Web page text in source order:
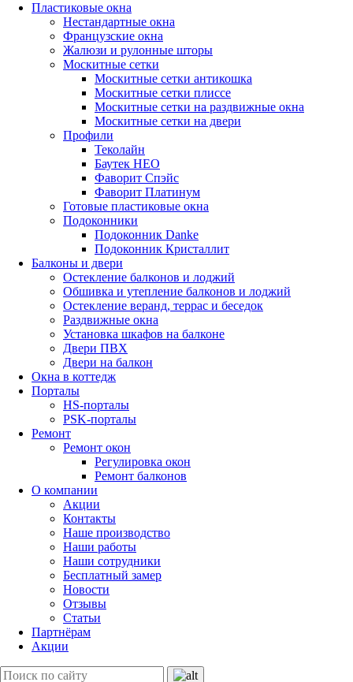
Пластиковые окна
Нестандартные окна
Французские окна
Жалюзи и рулонные шторы
Москитные сетки
Москитные сетки антикошка
Москитные сетки плиссе
Москитные сетки на раздвижные окна
Москитные сетки на двери
Профили
Теколайн
Баутек НЕО
Фаворит Спэйс
Фаворит Платинум
Готовые пластиковые окна
Подоконники
Подоконник Danke
Подоконник Кристаллит
Балконы и двери
Остекление балконов и лоджий
Обшивка и утепление балконов и лоджий
Остекление веранд, террас и беседок
Раздвижные окна
Установка шкафов на балконе
Двери ПВХ
Двери на балкон
Окна в коттедж
Порталы
HS-порталы
PSK-порталы
Ремонт
Ремонт окон
Регулировка окон
Ремонт балконов
О компании
Акции
Контакты
Наше производство
Наши работы
Наши сотрудники
Бесплатный замер
Новости
Отзывы
Статьи
Партнёрам
Акции